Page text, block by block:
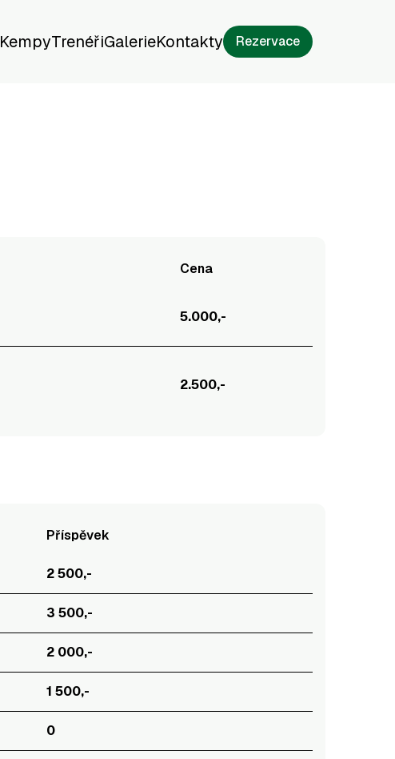
KempyTrenéřiGalerieKontakty Rezervace
Cena
5.000,-
2.500,-
Příspěvek
2 500,-
3 500,-
2 000,-
1 500,-
0